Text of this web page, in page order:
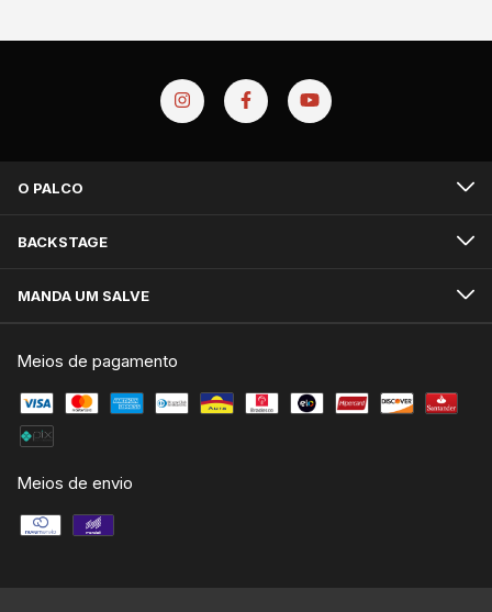
O PALCO
BACKSTAGE
MANDA UM SALVE
Meios de pagamento
Meios de envio